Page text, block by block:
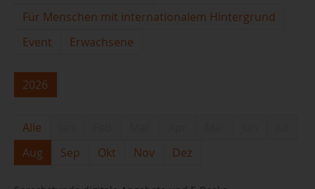
Für Menschen mit internationalem Hintergrund
Event
Erwachsene
2026
Alle
Aug
Sep Okt Nov Dez